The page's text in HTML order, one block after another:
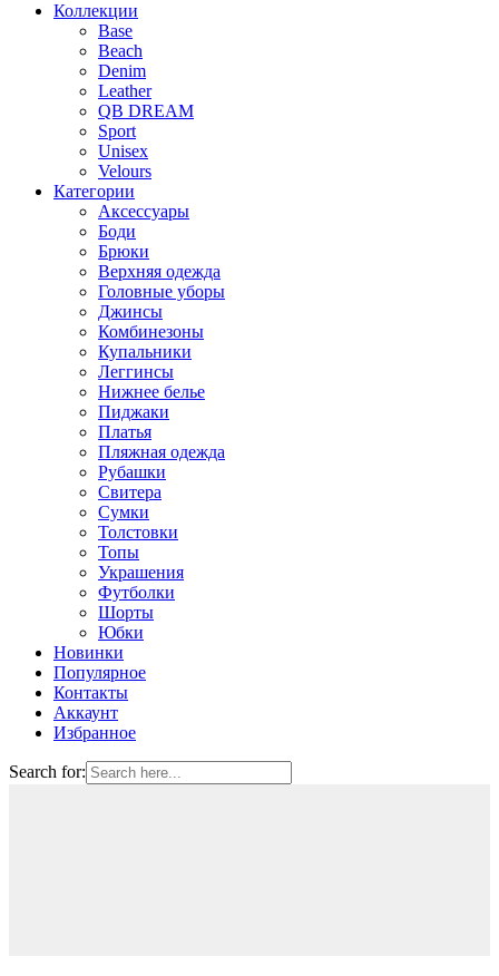
Коллекции
Base
Beach
Denim
Leather
QB DREAM
Sport
Unisex
Velours
Категории
Аксессуары
Боди
Брюки
Верхняя одежда
Головные уборы
Джинсы
Комбинезоны
Купальники
Леггинсы
Нижнее белье
Пиджаки
Платья
Пляжная одежда
Рубашки
Свитера
Сумки
Толстовки
Топы
Украшения
Футболки
Шорты
Юбки
Новинки
Популярное
Контакты
Аккаунт
Избранное
Search for: